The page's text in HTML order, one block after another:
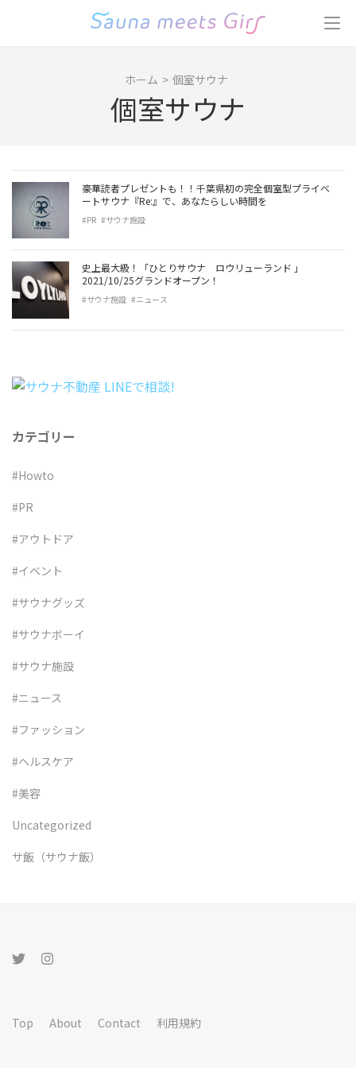
(Enter
す)
ホーム > 個室サウナ
個室サウナ
豪華読者プレゼントも！！千葉県初の完全個室型プライベ
ートサウナ『Re:』で、あなたらしい時間を
#PR #サウナ施設
史上最大級！「ひとりサウナ ロウリューランド 」
2021/10/25グランドオープン！
#サウナ施設 #ニュース
カテゴリー
#Howto
#PR
#アウトドア
#イベント
#サウナグッズ
#サウナボーイ
#サウナ施設
#ニュース
#ファッション
#ヘルスケア
#美容
Uncategorized
サ飯（サウナ飯）
Top About Contact 利用規約